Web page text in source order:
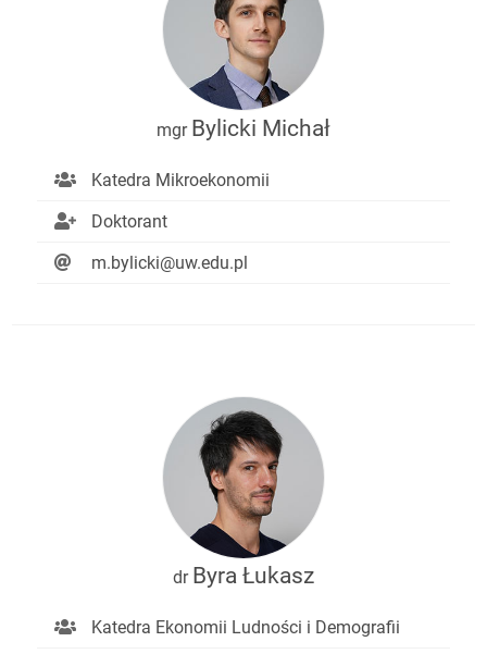
mgr Bylicki Michał
Katedra Mikroekonomii
Doktorant
m.bylicki@uw.edu.pl
dr Byra Łukasz
Katedra Ekonomii Ludności i Demografii